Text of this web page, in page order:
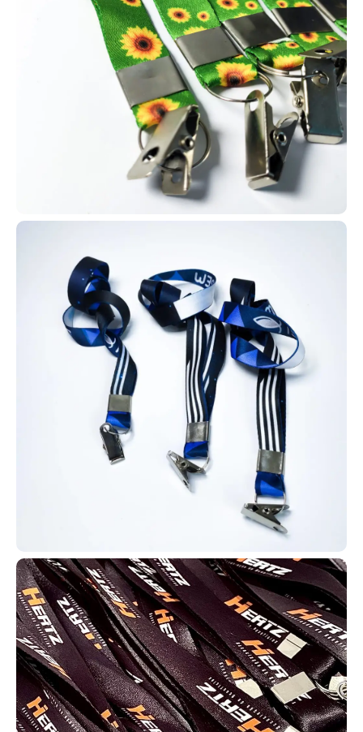
Os cordões personalizados para crachá combinam utilidade e
divulgação de marca em um único item. Eles servem para
sustentar crachás, cartões RFID e credenciais, ao mesmo tempo
em que reforçam a identidade visual com logotipos e cores
institucionais impressas. São resistentes, confortáveis e ideais
para uso corporativo e eventos.